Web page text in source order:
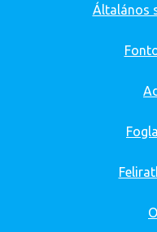
Általános